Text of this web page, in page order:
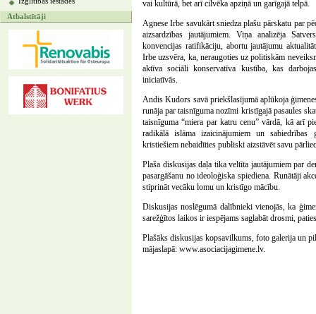
Atbalstītāji
vai kultūrā, bet arī cilvēka apziņā un garīgajā telpā.
Agnese Irbe savukārt sniedza plašu pārskatu par
aizsardzības jautājumiem. Viņa analizēja
konvencijas ratifikāciju, abortu jautājumu
Irbe uzsvēra, ka, neraugoties uz politiskām
aktīva sociāli konservatīva kustība, kas
iniciatīvās.
Andis Kudors savā priekšlasījumā aplūkoja
runāja par taisnīguma nozīmi kristīgajā pasaules
taisnīguma “miera par katru cenu” vārdā, kā arī
radikālā islāma izaicinājumiem un sabiedrības
kristiešiem nebaidīties publiski aizstāvēt savu
Plaša diskusijas daļa tika veltīta jautājumiem par
pasargāšanu no ideoloģiska spiediena. Runātāji
stiprināt vecāku lomu un kristīgo mācību.
Diskusijas noslēgumā dalībnieki vienojās, ka
sarežģītos laikos ir iespējams saglabāt drosmi,
Plašāks diskusijas kopsavilkums, foto galerija un
mājaslapā: www.asociacijagimene.lv.